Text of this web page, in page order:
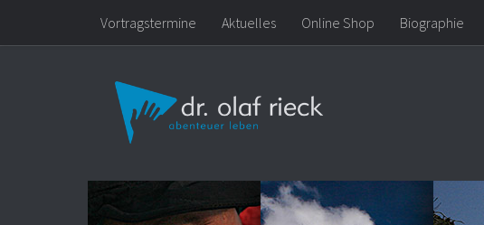
Zum Inhalt springen
Vortragstermine Aktuelles Online Shop Biographie